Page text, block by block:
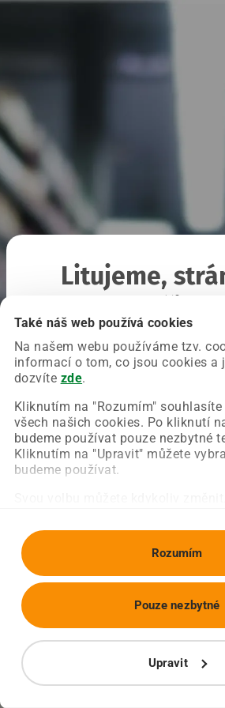
Také náš web používá cookies
Na našem webu používáme tzv.
informací o tom, co jsou cookies a
dozvíte zde.
Kliknutím na "Rozumím"
všech našich cookies. Po kliknutí
budeme používat pouze nezbytné
Kliknutím na "Upravit" můžete
budeme používat.
Rozumím
Upravit
Pouze nezbytné
Litujeme,
Chyba nastala na naší straně a
Zkuste prosím znovu načíst
Obnovit stránku